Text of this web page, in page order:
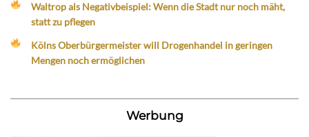
Waltrop als Negativbeispiel: Wenn die Stadt nur noch mäht,
statt zu pflegen
Kölns Oberbürgermeister will Drogenhandel in geringen
Mengen noch ermöglichen
Werbung